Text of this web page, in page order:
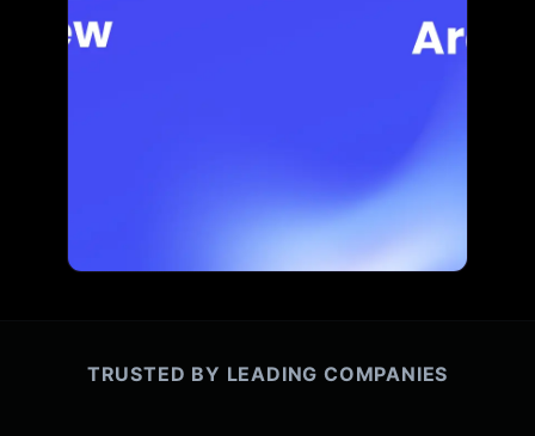
TRUSTED BY LEADING COMPANIES